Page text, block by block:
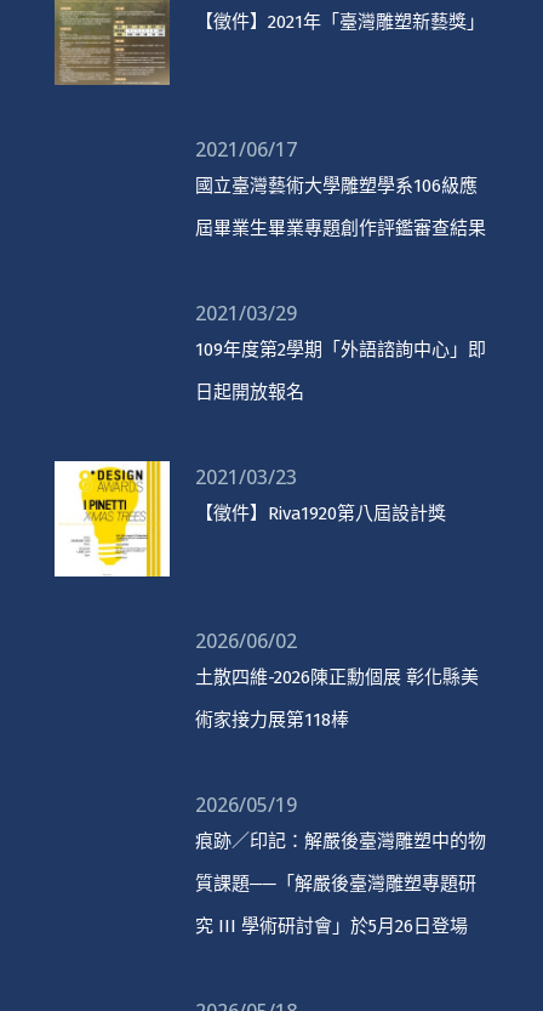
【徵件】2021年「臺灣雕塑新藝獎」
2021/06/17
國立臺灣藝術大學雕塑學系106級應
屆畢業生畢業專題創作評鑑審查結果
2021/03/29
109年度第2學期「外語諮詢中心」即
日起開放報名
2021/03/23
【徵件】Riva1920第八屆設計獎
2026/06/02
土散四維-2026陳正勳個展 彰化縣美
術家接力展第118棒
2026/05/19
痕跡／印記：解嚴後臺灣雕塑中的物
質課題──「解嚴後臺灣雕塑專題研
究 III 學術研討會」於5月26日登場